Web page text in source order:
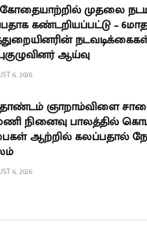
முதலை
கண்டறியப்பட்டு –
ஆய்வு
6, 2026
ஞாறாம்விளை
நினைவு பாலத்தில்
ஆற்றில் கலப்பதால்
6, 2026